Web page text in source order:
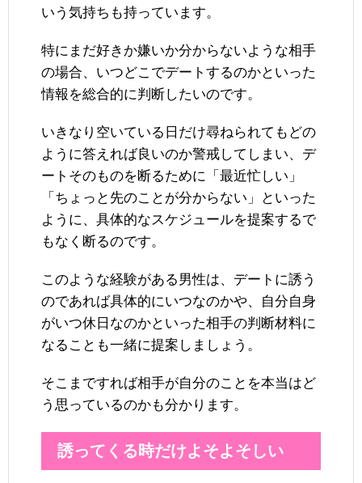
いう気持ちも持っています。
特にまだ好きか嫌いか分からないような相手
の場合、いつどこでデートするのかといった
情報を総合的に判断したいのです。
いきなり空いている日だけ尋ねられてもどの
ように答えれば良いのか警戒してしまい、デ
ートそのものを断るために「最近忙しい」
「ちょっと先のことが分からない」といった
ように、具体的なスケジュールを提案するで
もなく断るのです。
このような経験がある男性は、デートに誘う
のであれば具体的にいつなのかや、自分自身
がいつ休日なのかといった相手の判断材料に
なることも一緒に提案しましょう。
そこまですれば相手が自分のことを本当はど
う思っているのかも分かります。
誘ってくる時だけよそよそしい